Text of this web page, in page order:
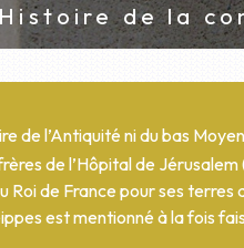
Histoire de la
de l’Antiquité ni du bas
de l’Hôpital de
Roi de France pour ses
est mentionné à la fois